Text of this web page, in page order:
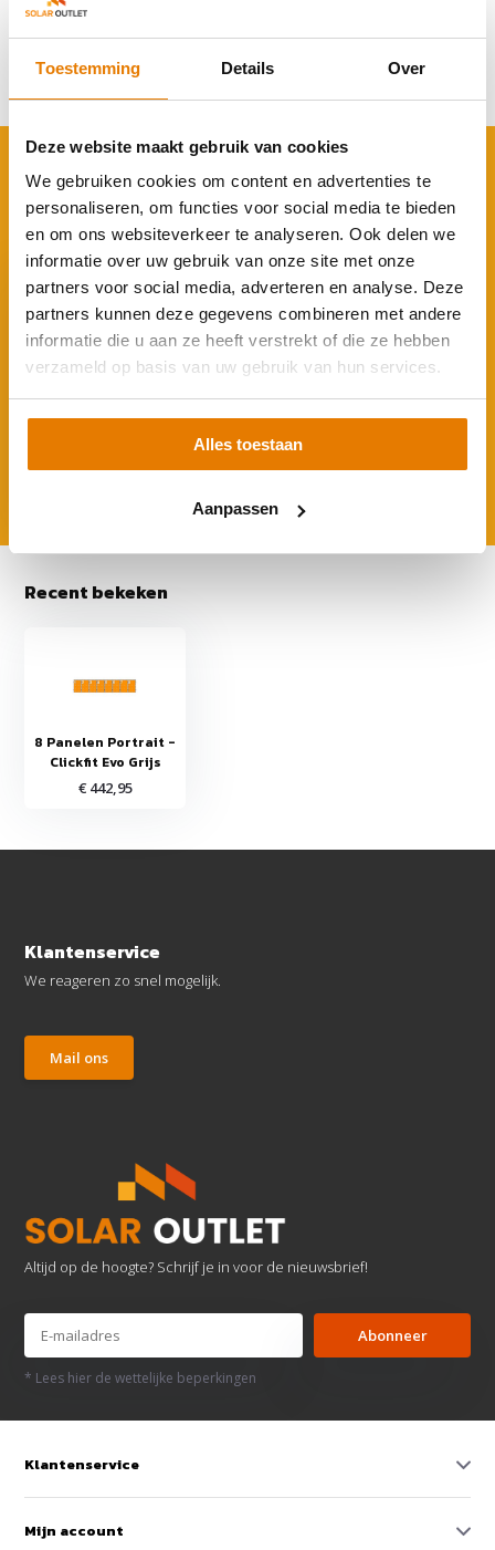
Toestemming Details Over
Deze website maakt gebruik van cookies
We gebruiken cookies om content en advertenties te
personaliseren, om functies voor social media te bieden
en om ons websiteverkeer te analyseren. Ook delen we
informatie over uw gebruik van onze site met onze
partners voor social media, adverteren en analyse. Deze
partners kunnen deze gegevens combineren met andere
informatie die u aan ze heeft verstrekt of die ze hebben
verzameld op basis van uw gebruik van hun services.
Alles toestaan
Aanpassen
Reviews
Rond je aankoop af
Optimizers
Recent bekeken
8 Panelen Portrait -
Clickfit Evo Grijs
€ 442,95
Klantenservice
We reageren zo snel mogelijk.
Mail ons
Altijd op de hoogte? Schrijf je in voor de nieuwsbrief!
Abonneer
* Lees hier de wettelijke beperkingen
Klantenservice
Mijn account